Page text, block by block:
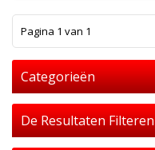
Pagina 1 van 1
Categorieën
De Resultaten Filteren